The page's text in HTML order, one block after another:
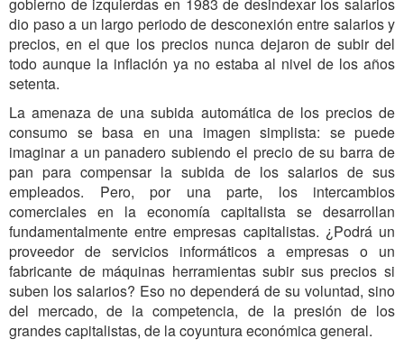
dio paso a un largo periodo de desconexión entre salarios y
precios, en el que los precios nunca dejaron de subir del
todo aunque la inflación ya no estaba al nivel de los años
setenta.
La amenaza de una subida automática de los precios de
consumo se basa en una imagen simplista: se puede
imaginar a un panadero subiendo el precio de su barra de
pan para compensar la subida de los salarios de sus
empleados. Pero, por una parte, los intercambios
comerciales en la economía capitalista se desarrollan
fundamentalmente entre empresas capitalistas. ¿Podrá un
proveedor de servicios informáticos a empresas o un
fabricante de máquinas herramientas subir sus precios si
suben los salarios? Eso no dependerá de su voluntad, sino
del mercado, de la competencia, de la presión de los
grandes capitalistas, de la coyuntura económica general.